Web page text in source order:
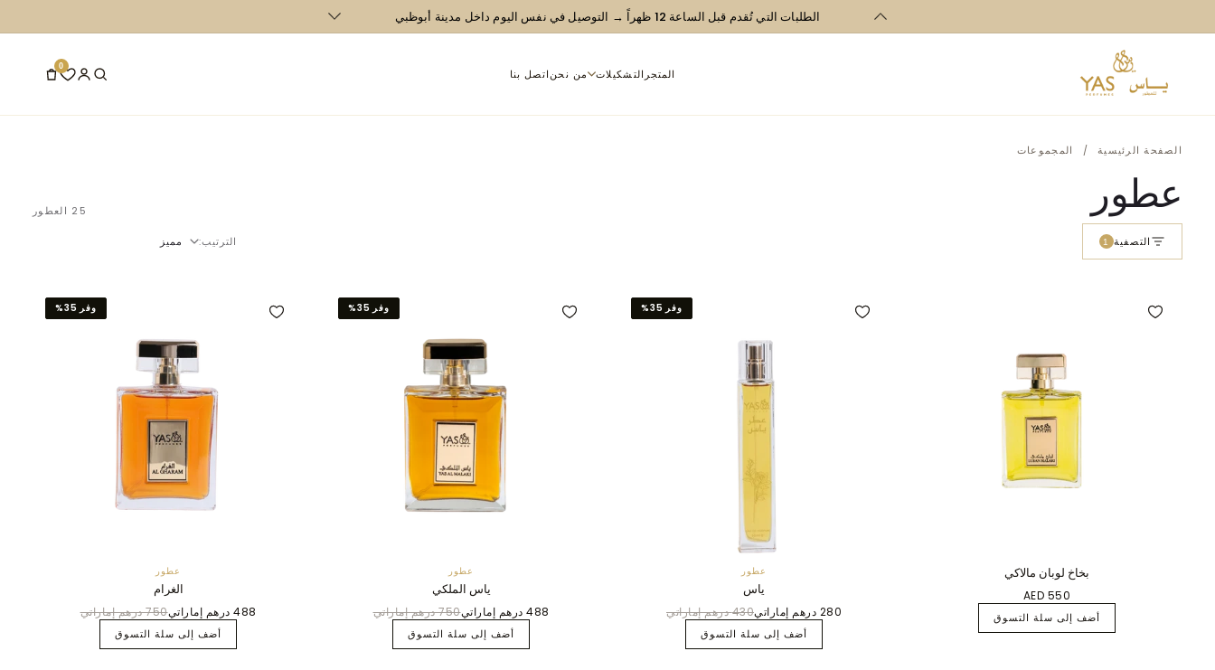
المحتوى
الطلبات التي تُقدم قبل الساعة 12 ظهراً → التوصيل في نفس اليوم داخل مدينة أبوظبي شحن مجاني للطلبات التي تزيد قيمتها عن 400 درهم إماراتي في الإمارات العربية المتحدة و700 درهم إماراتي في دول مجلس التعاون الخليجي
المتجر التشكيلات من نحناتصل بنا
0
الصفحة الرئيسية / المجموعات
عطور 25 العطور
التصفية 1 الترتيب:
بخاخ لوبان مالاكي
AED 550
أضف إلى سلة التسوق
وفر 35%
عطور
ياس
280 درهم إماراتي 430 درهم إماراتي
أضف إلى سلة التسوق
وفر 35%
عطور
ياس الملكي
488 درهم إماراتي 750 درهم إماراتي
أضف إلى سلة التسوق
وفر 35%
عطور
الغرام
488 درهم إماراتي 750 درهم إماراتي
أضف إلى سلة التسوق